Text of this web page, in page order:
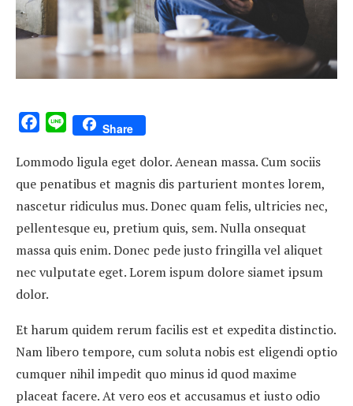
Facebook
Line Share
Lommodo ligula eget dolor. Aenean massa. Cum sociis
que penatibus et magnis dis parturient montes lorem,
nascetur ridiculus mus. Donec quam felis, ultricies nec,
pellentesque eu, pretium quis, sem. Nulla onsequat
massa quis enim. Donec pede justo fringilla vel aliquet
nec vulputate eget. Lorem ispum dolore siamet ipsum
dolor.
Et harum quidem rerum facilis est et expedita distinctio.
Nam libero tempore, cum soluta nobis est eligendi optio
cumquer nihil impedit quo minus id quod maxime
placeat facere. At vero eos et accusamus et iusto odio